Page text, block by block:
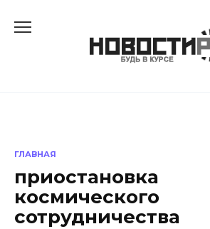
ГЛАВНАЯ
приостановка
космического
сотрудничества